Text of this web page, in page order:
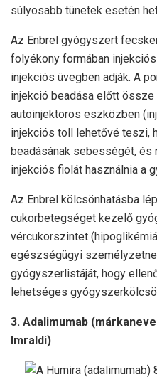
súlyosabb tünetek esetén
Az Enbrel gyógyszert
folyékony formában
injekciós üvegben adják. A
injekció beadása előtt
autoinjektoros eszközben
injekciós toll lehetővé teszi,
beadásának sebességét,
injekciós fiolát használnia a
Az Enbrel kölcsönhatásba
cukorbetegséget kezelő
vércukorszintet
egészségügyi
gyógyszerlistáját, hogy
lehetséges
3. Adalimumab
Imraldi)